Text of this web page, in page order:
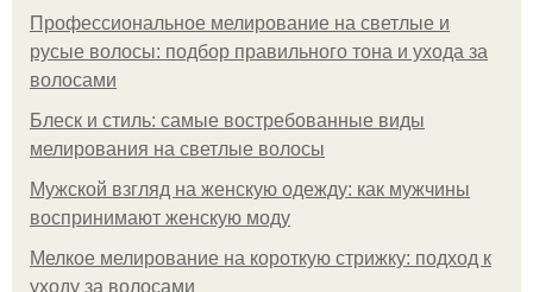
Профессиональное мелирование на светлые и
русые волосы: подбор правильного тона и ухода за
волосами
Блеск и стиль: самые востребованные виды
мелирования на светлые волосы
Мужской взгляд на женскую одежду: как мужчины
воспринимают женскую моду
Мелкое мелирование на короткую стрижку: подход к
уходу за волосами